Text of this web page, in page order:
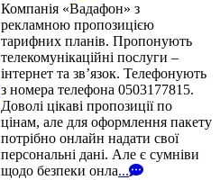
Компанія «Вадафон» з
рекламною пропозицією
тарифних планів. Пропонують
телекомунікаційні послуги –
інтернет та зв’язок. Телефонують
з номера телефона 0503177815.
Доволі цікаві пропозиції по
цінам, але для оформлення пакету
потрібно онлайн надати свої
персональні дані. Але є сумніви
щодо безпеки онла...